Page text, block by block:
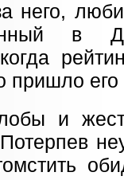
него,
в
пришло
и